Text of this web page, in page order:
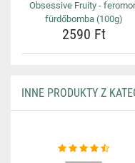
Obsessive Fruity -
fürdőbomba (100g)
2590 Ft
INNE PRODUKTY Z